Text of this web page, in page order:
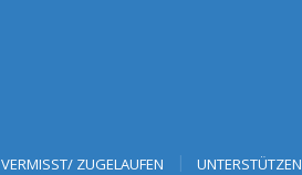
VERMISST/ ZUGELAUFEN UNTERSTÜTZEN